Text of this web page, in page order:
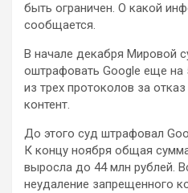
быть ограничен. О какой
сообщается.
В начале декабря Мировой
оштрафовать Google еще на
из трех протоколов за
контент.
До этого суд штрафовал
К концу ноября общая
выросла до 44 млн рублей.
неудаление запрещенного